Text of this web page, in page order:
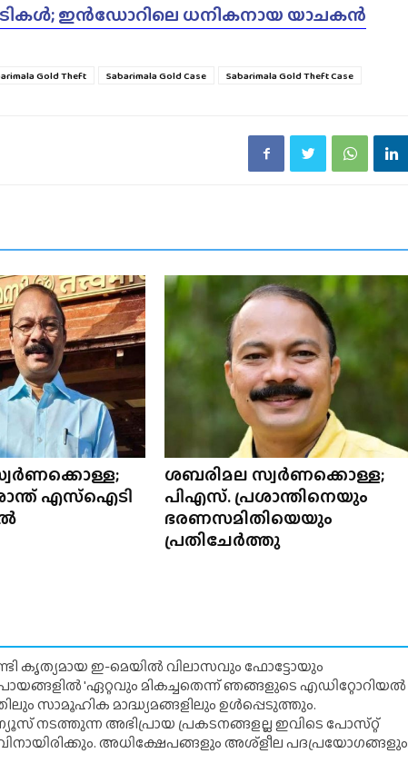
ഇൻഡോറിലെ ധനികനായ യാചകൻ
Gold Theft Sabarimala Gold Case Sabarimala Gold Theft Case
എസ്ഐടി
ശബരിമല സ്വർണക്കൊള്ള;
പിഎസ്. പ്രശാന്തിനെയും
ഭരണസമിതിയെയും
പ്രതിചേർത്തു
കൃത്യമായ ഇ-മെയിൽ വിലാസവും ഫോട്ടോയും
'ഏറ്റവും മികച്ചതെന്ന് ഞങ്ങളുടെ എഡിറ്റോറിയൽ
സാമൂഹിക മാദ്ധ്യമങ്ങളിലും ഉൾപ്പെടുത്തും.
നടത്തുന്ന അഭിപ്രായ പ്രകടനങ്ങളല്ല ഇവിടെ പോസ്‌റ്റ്
അധിക്ഷേപങ്ങളും അശ്‌ളീല പദപ്രയോഗങ്ങളും